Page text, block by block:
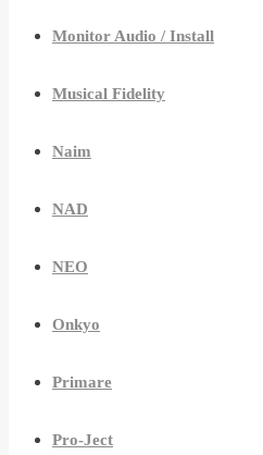
Monitor Audio / Install
Musical Fidelity
Naim
NAD
NEO
Onkyo
Primare
Pro-Ject